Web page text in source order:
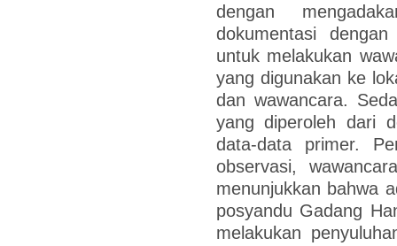
dengan
dokumentasi
untuk melakukan
yang digunakan ke
dan wawancara.
yang diperoleh dari
data-data primer.
observasi,
menunjukkan bahwa
posyandu Gadang
melakukan